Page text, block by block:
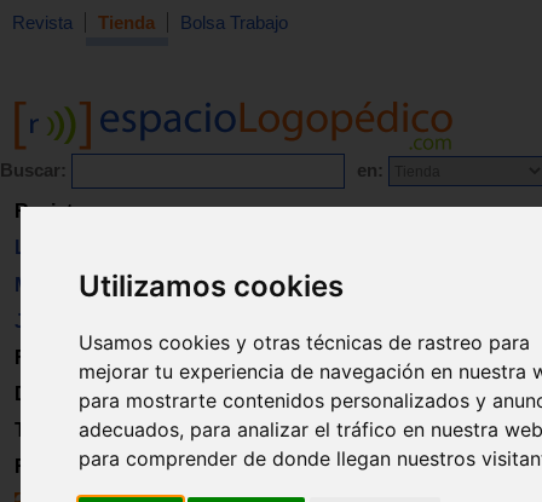
Utilizamos cookies
Usamos cookies y otras técnicas de rastreo para
mejorar tu experiencia de navegación en nuestra
para mostrarte contenidos personalizados y
adecuados, para analizar el tráfico en nuestra
para comprender de donde llegan nuestros
Revista Tienda Bolsa Trabajo
Buscar: en:
Revista
Libros
Material
Juguetes
Formación
Directorio
Trabajo
Registro